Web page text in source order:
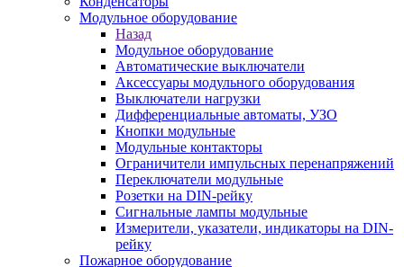
Модульное оборудование
Назад
Модульное оборудование
Автоматические выключатели
Аксессуары модульного оборудования
Выключатели нагрузки
Дифференциальные автоматы, УЗО
Кнопки модульные
Модульные контакторы
Ограничители импульсных перенапряжений
Переключатели модульные
Розетки на DIN-рейку
Сигнальные лампы модульные
Измерители, указатели, индикаторы на DIN-
рейку
Пожарное оборудование